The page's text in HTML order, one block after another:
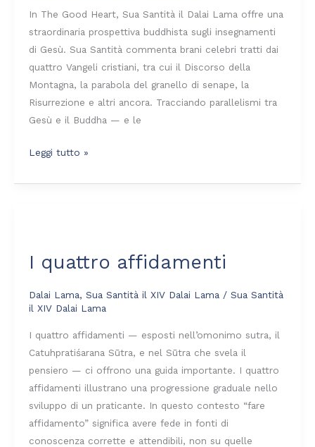
In The Good Heart, Sua Santità il Dalai Lama offre una
straordinaria prospettiva buddhista sugli insegnamenti
di Gesù. Sua Santità commenta brani celebri tratti dai
quattro Vangeli cristiani, tra cui il Discorso della
Montagna, la parabola del granello di senape, la
Risurrezione e altri ancora. Tracciando parallelismi tra
Gesù e il Buddha — e le
Leggi tutto »
I quattro affidamenti
Dalai Lama, Sua Santità il XIV Dalai Lama / Sua Santità
il XIV Dalai Lama
I quattro affidamenti — esposti nell’omonimo sutra, il
Catuhpratiśarana Sūtra, e nel Sūtra che svela il
pensiero — ci offrono una guida importante. I quattro
affidamenti illustrano una progressione graduale nello
sviluppo di un praticante. In questo contesto “fare
affidamento” significa avere fede in fonti di
conoscenza corrette e attendibili, non su quelle
affidamenti